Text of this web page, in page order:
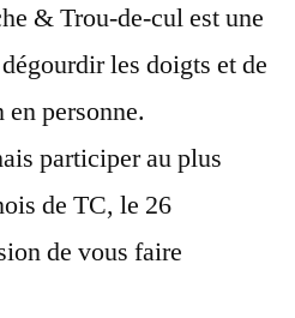
& Trou-de-cul est une
les doigts et de
personne.
participer au plus
de TC, le 26
de vous faire